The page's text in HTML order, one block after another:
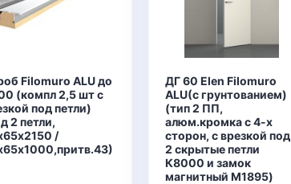
Filomuro ALU до
(компл 2,5 шт с
под петли)
2 петли,
/
ДГ 60 Elen Filomuro
ALU(с грунтованием)
(тип 2 ПП,
алюм.кромка с 4-х
сторон, с врезкой под
2 скрытые петли
К8000 и замок
магнитный М1895)